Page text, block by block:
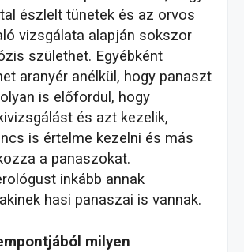
észlelt tünetek és az orvos
vizsgálata alapján sokszor
születhet. Egyébként
aranyér anélkül, hogy panaszt
is előfordul, hogy
és azt kezelik,
is értelme kezelni és más
a panaszokat.
inkább annak
hasi panaszai is vannak.
milyen